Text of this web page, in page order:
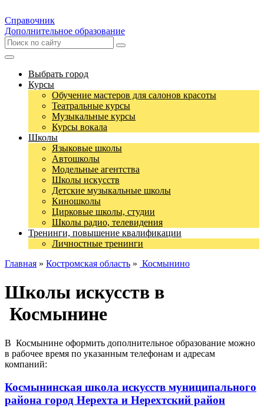
Справочник
Дополнительное образование
Выбрать город
Курсы
Обучение мастеров для салонов красоты
Театральные курсы
Музыкальные курсы
Курсы вокала
Школы
Языковые школы
Автошколы
Модельные агентства
Школы искусств
Детские музыкальные школы
Киношколы
Цирковые школы, студии
Школы радио, телевидения
Тренинги, повышение квалификации
Личностные тренинги
Главная » Костромская область » Космынино
Школы искусств в
Космынине
В Космынине оформить дополнительное образование можно
в рабочее время по указанным телефонам и адресам
компаний:
Космынинская школа искусств муниципального
района город Нерехта и Нерехтский район